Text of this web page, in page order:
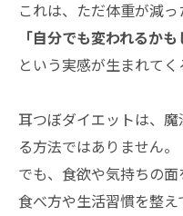
これは、ただ体重が減っ
「自分でも変われるかも
という実感が生まれてく
耳つぼダイエットは、
る方法ではありません。
でも、食欲や気持ちの面
食べ方や生活習慣を整